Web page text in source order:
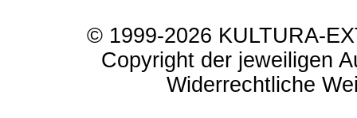
© 1999-2026 KULTURA-
Copyright der jeweiligen
Widerrechtliche